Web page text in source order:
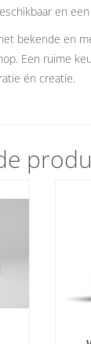
en
bekende en
Een ruime
én creatie.